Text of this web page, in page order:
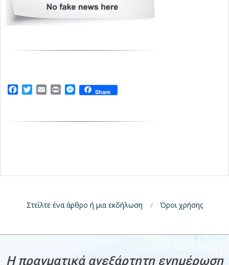
Facebook
TwitterEmailPrintMessenger
Share
Στείλτε ένα άρθρο ή μια εκδήλωση Όροι χρήσης
H πραγματικά ανεξάρτητη ενημέρωση